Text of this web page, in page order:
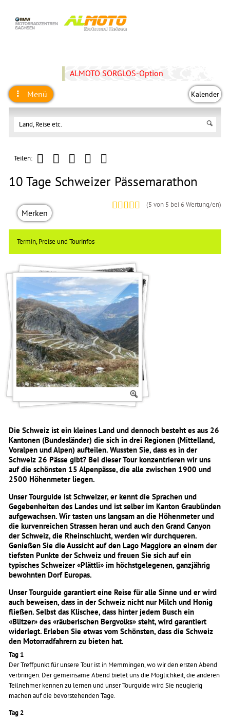
ALMOTO SORGLOS-Option
Menü Kalender
Teilen:
10 Tage Schweizer Pässemarathon
(5 von 5 bei6Wertung/en)
Merken
Termin, Preise und Tourinfos
Die Schweiz ist ein kleines Land und dennoch besteht es aus 26
Kantonen (Bundesländer) die sich in drei Regionen (Mittelland,
Voralpen und Alpen) aufteilen. Wussten Sie, dass es in der
Schweiz 26 Pässe gibt? Bei dieser Tour konzentrieren wir uns
auf die schönsten 15 Alpenpässe, die alle zwischen 1900 und
2500 Höhenmeter liegen.
Unser Tourguide ist Schweizer, er kennt die Sprachen und
Gegebenheiten des Landes und ist selber im Kanton Graubünden
aufgewachsen. Wir tasten uns langsam an die Höhenmeter und
die kurvenreichen Strassen heran und auch den Grand Canyon
der Schweiz, die Rheinschlucht, werden wir durchqueren.
Genießen Sie die Aussicht auf den Lago Maggiore an einem der
tiefsten Punkte der Schweiz und freuen Sie sich auf ein
typisches Schweizer «Plättli» im höchstgelegenen, ganzjährig
bewohnten Dorf Europas.
Unser Tourguide garantiert eine Reise für alle Sinne und er wird
auch beweisen, dass in der Schweiz nicht nur Milch und Honig
fließen. Selbst das Klischee, dass hinter jedem Busch ein
«Blitzer» des «räuberischen Bergvolks» steht, wird garantiert
widerlegt. Erleben Sie etwas vom Schönsten, dass die Schweiz
den Motorradfahrern zu bieten hat.
Tag 1
Der Treffpunkt für unsere Tour ist in Memmingen, wo wir den ersten Abend
verbringen. Der gemeinsame Abend bietet uns die Möglichkeit, die anderen
Teilnehmer kennen zu lernen und unser Tourguide wird Sie neugierig
machen auf die bevorstehenden Tage.
Tag 2